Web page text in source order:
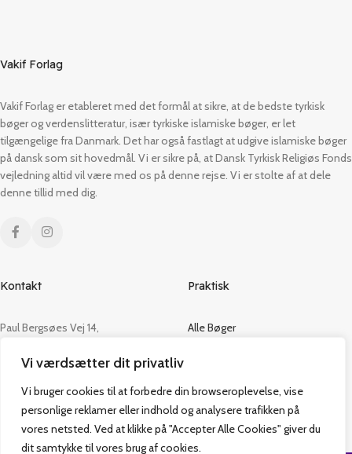
Vi værdsætter dit privatliv
Vi bruger cookies til at forbedre din browseroplevelse, vise
personlige reklamer eller indhold og analysere trafikken på
vores netsted. Ved at klikke på "Accepter Alle Cookies" giver du
dit samtykke til vores brug af cookies.
Vakif Forlag
Vakif Forlag er etableret med det formål at sikre, at de bedste tyrkisk
bøger og verdenslitteratur, især tyrkiske islamiske bøger, er let
tilgængelige fra Danmark. Det har også fastlagt at udgive islamiske bøger
på dansk som sit hovedmål. Vi er sikre på, at Dansk Tyrkisk Religiøs Fonds
vejledning altid vil være med os på denne rejse. Vi er stolte af at dele
denne tillid med dig.
Kontakt
Paul Bergsøes Vej 14,
CVR: 42813915
admin@vakifforlag.dk
+45 26 24 2354
Praktisk
Alle Bøger
Kontakt